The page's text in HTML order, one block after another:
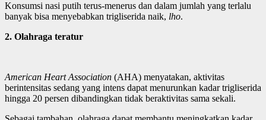
Konsumsi nasi putih terus-menerus dan dalam jumlah yang terlalu
banyak bisa menyebabkan trigliserida naik, lho.
2. Olahraga teratur
American Heart Association (AHA) menyatakan, aktivitas
berintensitas sedang yang intens dapat menurunkan kadar trigliserida
hingga 20 persen dibandingkan tidak beraktivitas sama sekali.